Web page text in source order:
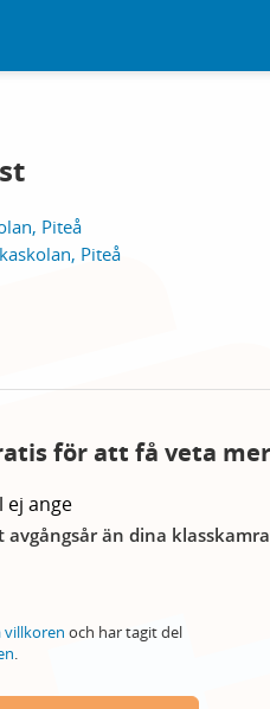
Piteå
Piteå
för att få veta
ej ange
än dina
villkoren och har tagit del
.